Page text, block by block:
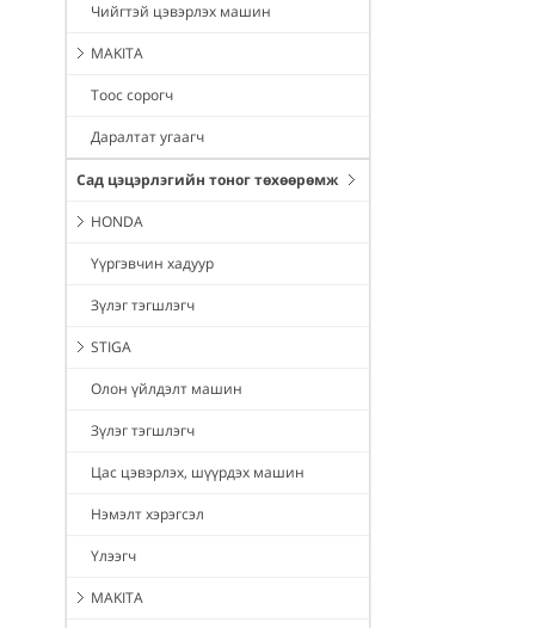
Чийгтэй цэвэрлэх машин
MAKITA
Тоос сорогч
Даралтат угаагч
Сад цэцэрлэгийн тоног төхөөрөмж
HONDA
Үүргэвчин хадуур
Зүлэг тэгшлэгч
STIGA
Олон үйлдэлт машин
Зүлэг тэгшлэгч
Цас цэвэрлэх, шүүрдэх машин
Нэмэлт хэрэгсэл
Үлээгч
MAKITA